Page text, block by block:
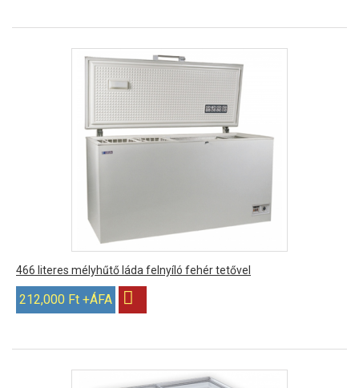
466 literes mélyhűtő láda felnyíló fehér tetővel
212,000 Ft +ÁFA